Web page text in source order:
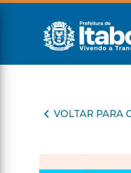
VOLTAR PARA